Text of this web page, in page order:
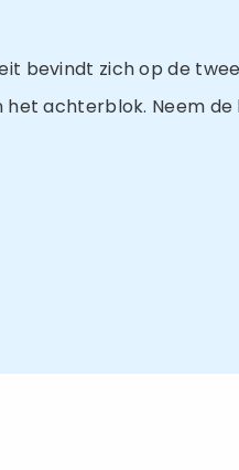
bevindt zich op de
het achterblok. Neem